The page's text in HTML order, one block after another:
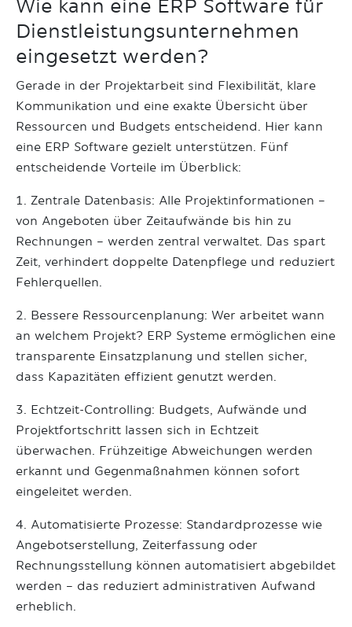
Wie kann eine ERP Software für
Dienstleistungsunternehmen
eingesetzt werden?
Gerade in der Projektarbeit sind Flexibilität, klare
Kommunikation und eine exakte Übersicht über
Ressourcen und Budgets entscheidend. Hier kann
eine ERP Software gezielt unterstützen. Fünf
entscheidende Vorteile im Überblick:
1. Zentrale Datenbasis: Alle Projektinformationen –
von Angeboten über Zeitaufwände bis hin zu
Rechnungen – werden zentral verwaltet. Das spart
Zeit, verhindert doppelte Datenpflege und reduziert
Fehlerquellen.
2. Bessere Ressourcenplanung: Wer arbeitet wann
an welchem Projekt? ERP Systeme ermöglichen eine
transparente Einsatzplanung und stellen sicher,
dass Kapazitäten effizient genutzt werden.
3. Echtzeit-Controlling: Budgets, Aufwände und
Projektfortschritt lassen sich in Echtzeit
überwachen. Frühzeitige Abweichungen werden
erkannt und Gegenmaßnahmen können sofort
eingeleitet werden.
4. Automatisierte Prozesse: Standardprozesse wie
Angebotserstellung, Zeiterfassung oder
Rechnungsstellung können automatisiert abgebildet
werden – das reduziert administrativen Aufwand
erheblich.